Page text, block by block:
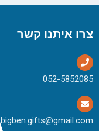
צרו איתנו קשר
bigben.gifts@gmail.com